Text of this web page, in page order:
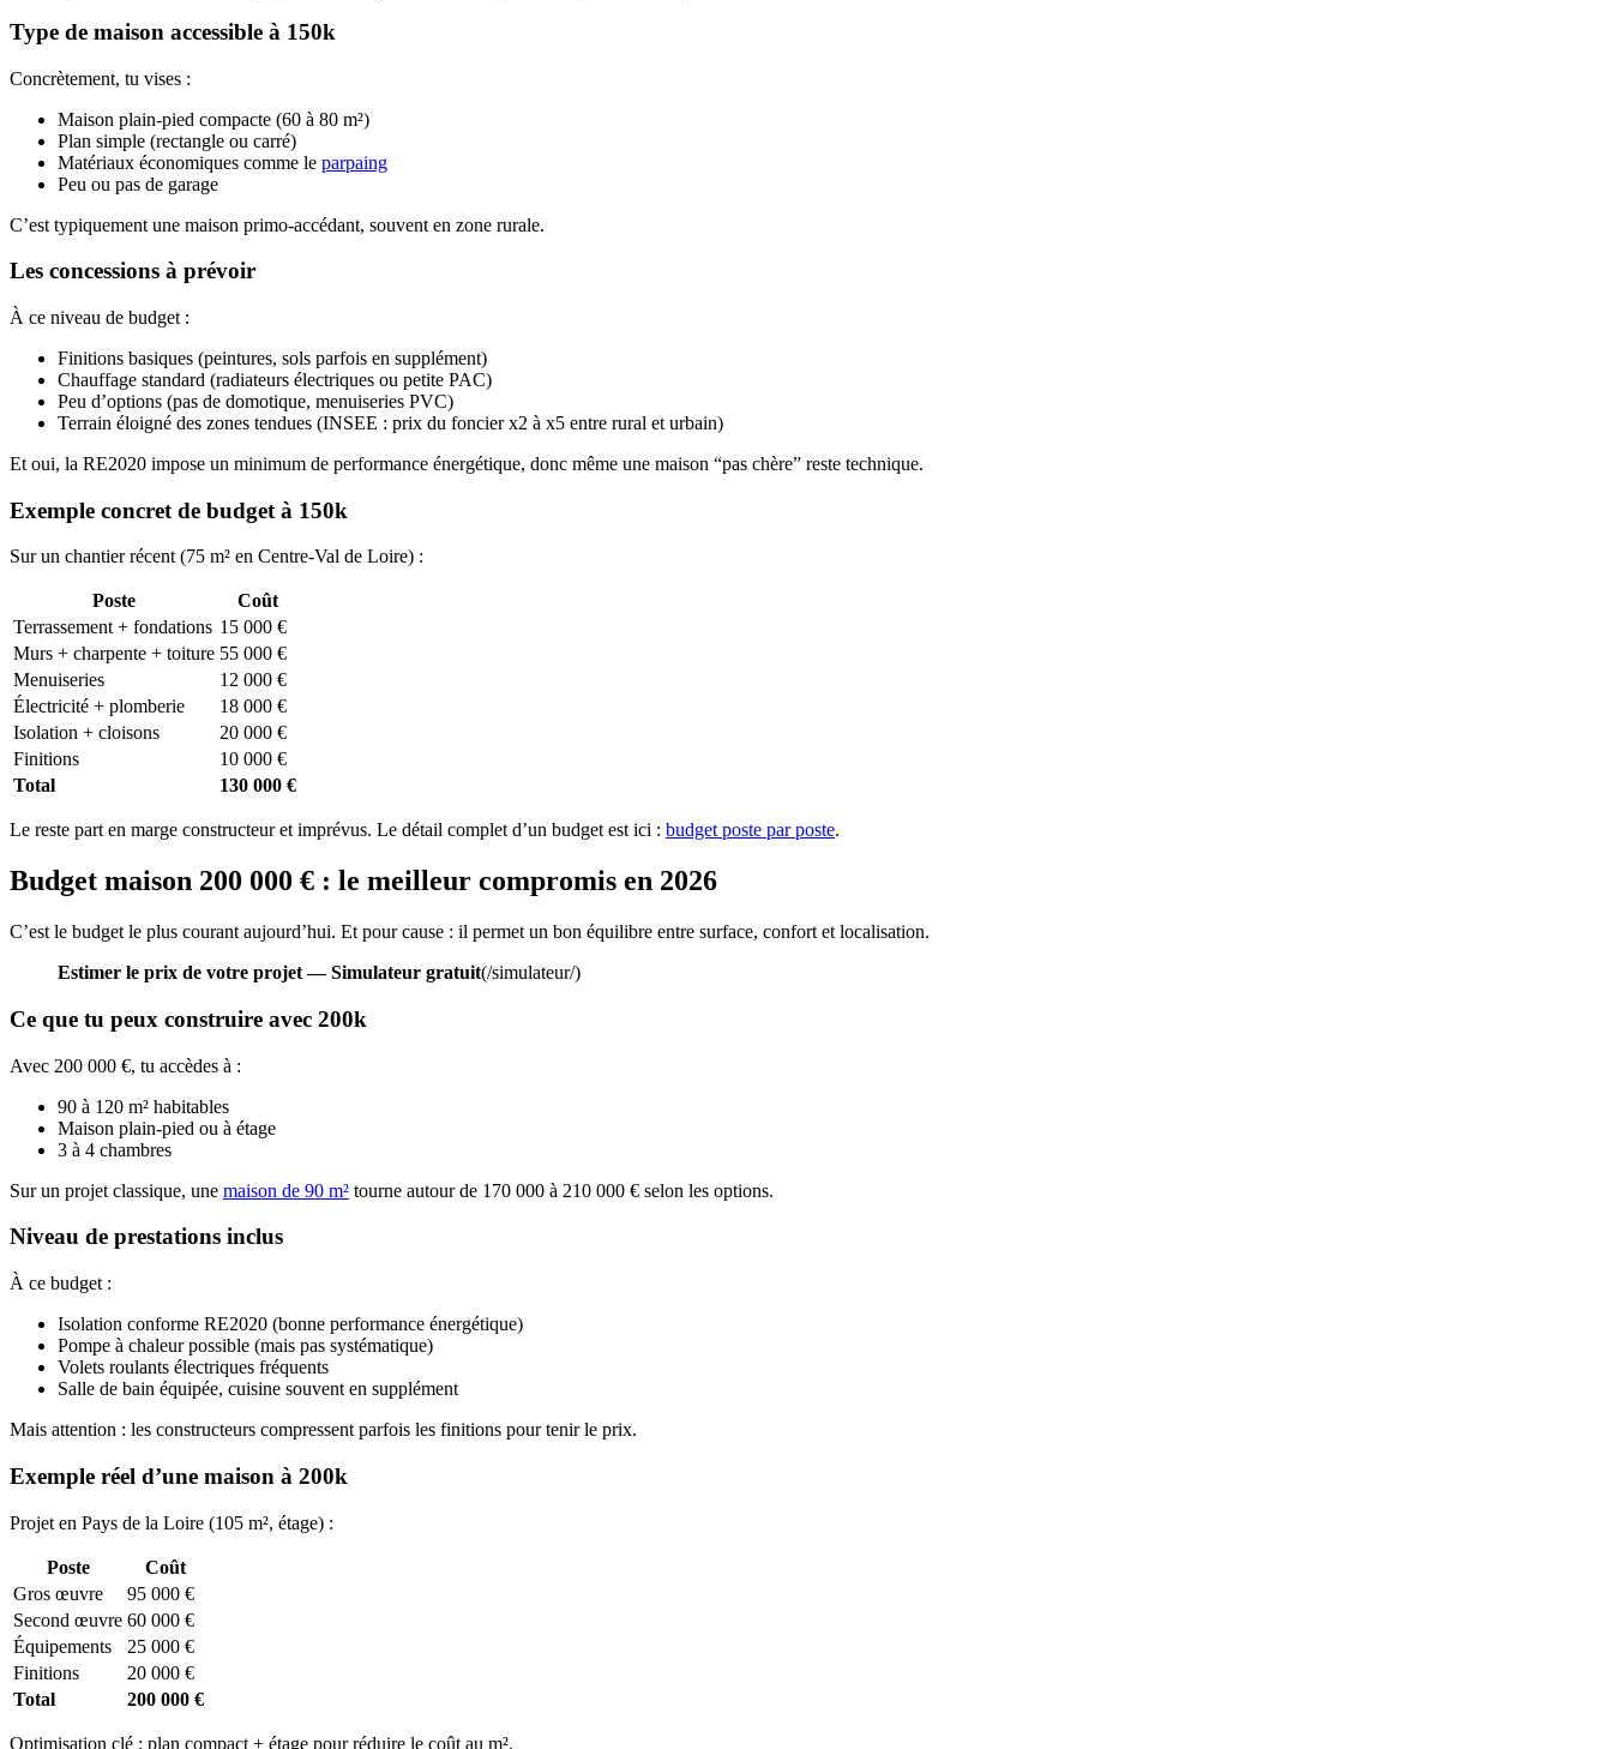
Type de maison accessible à 150k
Concrètement, tu vises :
Maison plain-pied compacte (60 à 80 m²)
Plan simple (rectangle ou carré)
Matériaux économiques comme le parpaing
Peu ou pas de garage
C’est typiquement une maison primo-accédant, souvent en zone rurale.
Les concessions à prévoir
À ce niveau de budget :
Finitions basiques (peintures, sols parfois en supplément)
Chauffage standard (radiateurs électriques ou petite PAC)
Peu d’options (pas de domotique, menuiseries PVC)
Terrain éloigné des zones tendues (INSEE : prix du foncier x2 à x5 entre rural et urbain)
Et oui, la RE2020 impose un minimum de performance énergétique, donc même une maison “pas chère” reste technique.
Exemple concret de budget à 150k
Sur un chantier récent (75 m² en Centre-Val de Loire) :
Poste
Coût
Terrassement + fondations 15 000 €
Murs + charpente + toiture 55 000 €
Menuiseries
12 000 €
Électricité + plomberie
18 000 €
Isolation + cloisons
20 000 €
Finitions
10 000 €
Total
130 000 €
Le reste part en marge constructeur et imprévus. Le détail complet d’un budget est ici : budget poste par poste.
Budget maison 200 000 € : le meilleur compromis en 2026
C’est le budget le plus courant aujourd’hui. Et pour cause : il permet un bon équilibre entre surface, confort et localisation.
Estimer le prix de votre projet — Simulateur gratuit(/simulateur/)
Ce que tu peux construire avec 200k
Avec 200 000 €, tu accèdes à :
90 à 120 m² habitables
Maison plain-pied ou à étage
3 à 4 chambres
Sur un projet classique, une maison de 90 m² tourne autour de 170 000 à 210 000 € selon les options.
Niveau de prestations inclus
À ce budget :
Isolation conforme RE2020 (bonne performance énergétique)
Pompe à chaleur possible (mais pas systématique)
Volets roulants électriques fréquents
Salle de bain équipée, cuisine souvent en supplément
Mais attention : les constructeurs compressent parfois les finitions pour tenir le prix.
Exemple réel d’une maison à 200k
Projet en Pays de la Loire (105 m², étage) :
Poste
Coût
Gros œuvre
95 000 €
Second œuvre 60 000 €
Équipements
25 000 €
Finitions
20 000 €
Total
200 000 €
Optimisation clé : plan compact + étage pour réduire le coût au m².